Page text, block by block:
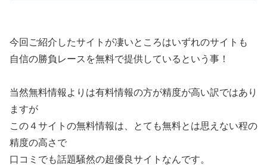
今回ご紹介したサイトが凄いところはいずれのサイトも
自信の勝負レースを無料で提供しているという事！
当然無料情報よりは有料情報の方が精度が高い訳ではあり
ますが
この４サイトの無料情報は、とても無料とは思えない程の
精度の高さで
口コミでも話題騒然の超優良サイトなんです。